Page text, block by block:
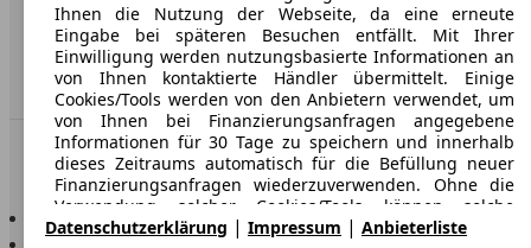
Service
Händler
In Verbindung bleiben
AutoScout24 für iOS
AutoScout24 für Android
Ihnen die Nutzung der Webseite, da eine erneute
Eingabe bei späteren Besuchen entfällt. Mit Ihrer
Einwilligung werden nutzungsbasierte Informationen an
von Ihnen kontaktierte Händler übermittelt. Einige
Cookies/Tools werden von den Anbietern verwendet, um
von Ihnen bei Finanzierungsanfragen angegebene
Informationen für 30 Tage zu speichern und innerhalb
dieses Zeitraums automatisch für die Befüllung neuer
Finanzierungsanfragen wiederzuverwenden. Ohne die
Verwendung solcher Cookies/Tools können solche
erweiterten Funktionen ganz oder teilweise nicht genutzt
Datenschutzerklärung | Impressum | Anbieterliste